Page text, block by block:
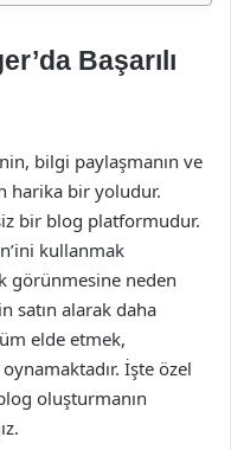
Başarılı
bilgi paylaşmanın ve
harika bir yoludur.
bir blog platformudur.
kullanmak
görünmesine neden
satın alarak daha
elde etmek,
İşte özel
oluşturmanın